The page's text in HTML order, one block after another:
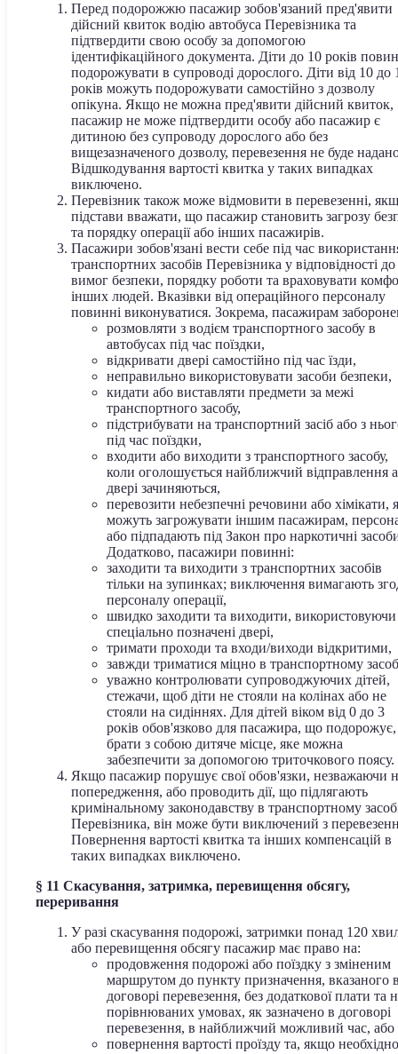
Перед подорожжю пасажир зобов'язаний пред'явити
дійсний квиток водію автобуса Перевізника та
підтвердити свою особу за допомогою
ідентифікаційного документа. Діти до 10 років
подорожувати в супроводі дорослого. Діти від 10 до
років можуть подорожувати самостійно з дозволу
опікуна. Якщо не можна пред'явити дійсний квиток,
пасажир не може підтвердити особу або пасажир є
дитиною без супроводу дорослого або без
вищезазначеного дозволу, перевезення не буде
Відшкодування вартості квитка у таких випадках
виключено.
Перевізник також може відмовити в перевезенні,
підстави вважати, що пасажир становить загрозу
та порядку операції або інших пасажирів.
Пасажири зобов'язані вести себе під час
транспортних засобів Перевізника у відповідності до
вимог безпеки, порядку роботи та враховувати
інших людей. Вказівки від операційного персоналу
повинні виконуватися. Зокрема, пасажирам
розмовляти з водієм транспортного засобу в
автобусах під час поїздки,
відкривати двері самостійно під час їзди,
неправильно використовувати засоби безпеки,
кидати або виставляти предмети за межі
транспортного засобу,
підстрибувати на транспортний засіб або з
під час поїздки,
входити або виходити з транспортного засобу,
коли оголошується найближчий відправлення
двері зачиняються,
перевозити небезпечні речовини або хімікати,
можуть загрожувати іншим пасажирам,
або підпадають під Закон про наркотичні
Додатково, пасажири повинні:
заходити та виходити з транспортних засобів
тільки на зупинках; виключення вимагають
персоналу операції,
швидко заходити та виходити, використовуючи
спеціально позначені двері,
тримати проходи та входи/виходи відкритими,
завжди триматися міцно в транспортному
уважно контролювати супроводжуючих дітей,
стежачи, щоб діти не стояли на колінах або не
стояли на сидіннях. Для дітей віком від 0 до 3
років обов'язково для пасажира, що подорожує,
брати з собою дитяче місце, яке можна
забезпечити за допомогою триточкового поясу.
Якщо пасажир порушує свої обов'язки, незважаючи
попередження, або проводить дії, що підлягають
кримінальному законодавству в транспортному
Перевізника, він може бути виключений з
Повернення вартості квитка та інших компенсацій в
таких випадках виключено.
§ 11 Скасування, затримка, перевищення обсягу,
переривання
У разі скасування подорожі, затримки понад 120
або перевищення обсягу пасажир має право на:
продовження подорожі або поїздку з зміненим
маршрутом до пункту призначення, вказаного
договорі перевезення, без додаткової плати та
порівнюваних умовах, як зазначено в договорі
перевезення, в найближчий можливий час, або
повернення вартості проїзду та, якщо